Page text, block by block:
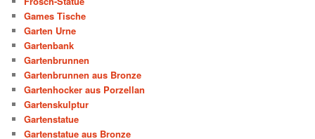
Games Tische
Garten Urne
Gartenbank
Gartenbrunnen
Gartenbrunnen aus Bronze
Gartenhocker aus Porzellan
Gartenskulptur
Gartenstatue
Gartenstatue aus Bronze